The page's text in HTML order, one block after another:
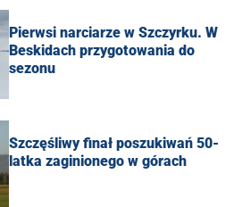
Pierwsi narciarze w Szczyrku. W
Beskidach przygotowania do
sezonu
Szczęśliwy finał poszukiwań 50-
latka zaginionego w górach